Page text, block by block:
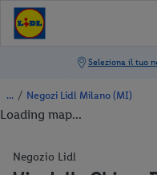
/ Negozi Lidl Milano (MI)
Loading map...
Negozio Lidl